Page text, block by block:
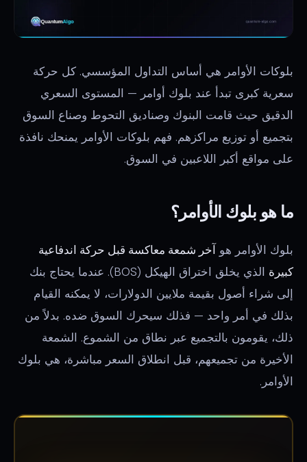
بلوكات الأوامر هي أساس التداول المؤسسي. كل حركة
سعرية كبرى تبدأ عند بلوك أوامر — المستوى السعري
الدقيق حيث قامت البنوك وصناديق التحوط وصناع السوق
بتجميع أو توزيع مراكزهم. فهم بلوكات الأوامر يمنحك نافذة
على مواقع أكبر اللاعبين في السوق.
ما هو بلوك الأوامر؟
بلوك الأوامر هو آخر شمعة معاكسة قبل حركة اندفاعية
كبيرة
الذي يخلق اختراق الهيكل (BOS). عندما يحتاج بنك
إلى شراء أصول بقيمة ملايين الدولارات، لا يمكنه القيام
بذلك في أمر واحد — فذلك سيحرك السوق ضده. بدلاً من
ذلك، يقومون بالتجميع عبر نطاق من الشموع. الشمعة
الأخيرة من تجميعهم، قبل انطلاق السعر مباشرة، هي بلوك
الأوامر.